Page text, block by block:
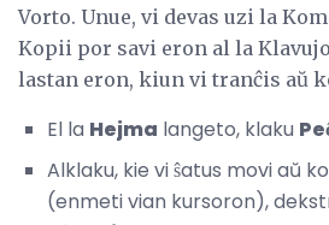
Vorto. Unue, vi devas uzi la
Kopii por savi eron al la
lastan eron, kiun vi tranĉis aŭ
El la Hejma langeto, klaku
Alklaku, kie vi ŝatus movi aŭ
(enmeti vian kursoron),